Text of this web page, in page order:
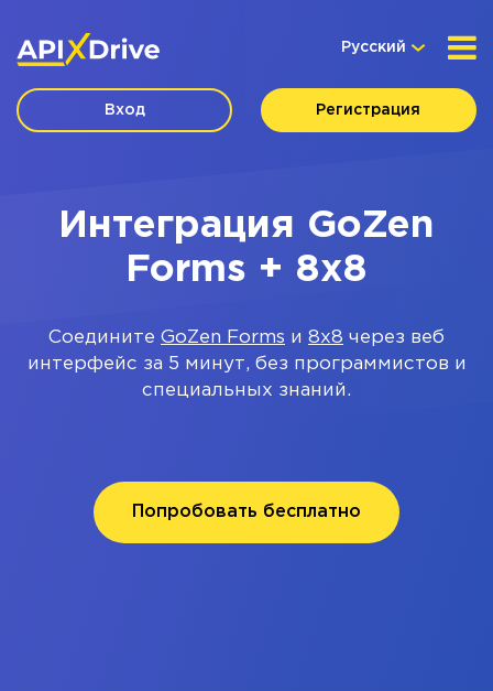
Русский
Вход Регистрация
Интеграция GoZen
Forms + 8x8
Соедините GoZen Forms и 8x8 через веб
интерфейс за 5 минут, без программистов и
специальных знаний.
Попробовать бесплатно